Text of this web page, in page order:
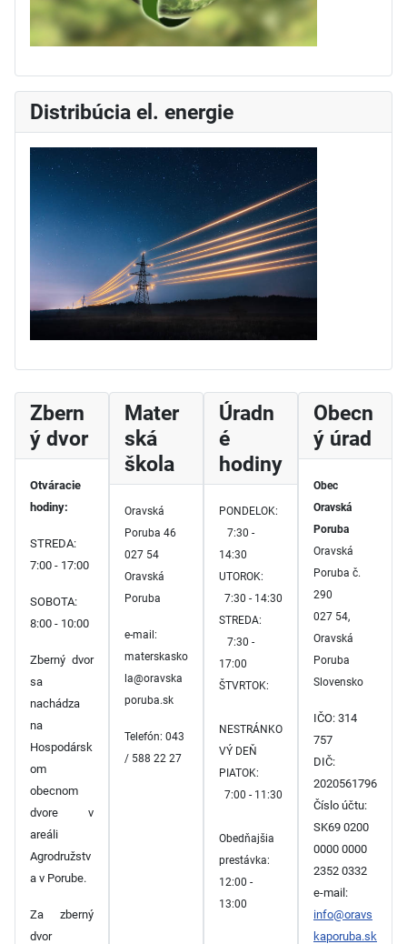
Distribúcia el. energie
Zbern
ý dvor
Otváracie
hodiny:
STREDA:
7:00 - 17:00
SOBOTA:
8:00 - 10:00
Zberný dvor
sa
nachádza
na
Hospodársk
om
obecnom
dvore v
areáli
Agrodružstv
a v Porube.
Za zberný
dvor
Mater
ská
škola
Oravská
Poruba 46
027 54
Oravská
Poruba
e-mail:
materskasko
la@oravska
poruba.sk
Telefón: 043
/ 588 22 27
Úradn
é
hodiny
PONDELOK:
7:30 -
14:30
UTOROK:
7:30 - 14:30
STREDA:
7:30 -
17:00
ŠTVRTOK:
NESTRÁNKO
VÝ DEŇ
PIATOK:
7:00 - 11:30
Obedňajšia
prestávka:
12:00 -
13:00
Obecn
ý úrad
Obec
Oravská
Poruba
Oravská
Poruba č.
290
027 54,
Oravská
Poruba
Slovensko
IČO: 314
757
DIČ:
2020561796
Číslo účtu:
SK69 0200
0000 0000
2352 0332
e-mail:
info@oravs
kaporuba.sk